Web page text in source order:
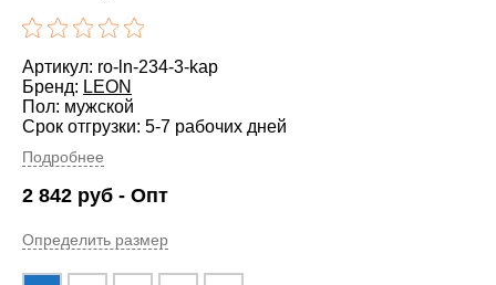
Артикул: ro-ln-234-3-kap
Бренд: LEON
Пол: мужской
Срок отгрузки: 5-7 рабочих дней
Подробнее
2 842 руб - Опт
Определить размер